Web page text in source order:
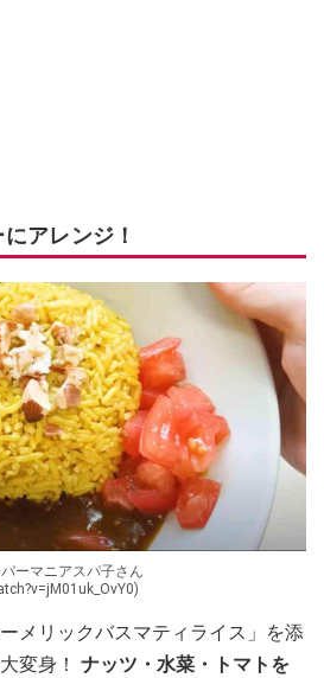
アレンジ！
ーマニアスパ子さん
メリックバスマティライス」を添
変身！ ナッツ・水菜・トマトを